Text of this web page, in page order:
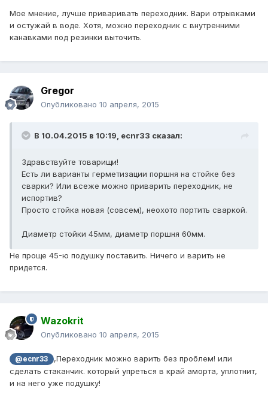
Мое мнение, лучше приваривать переходник. Вари отрывками
и остужай в воде. Хотя, можно переходник с внутренними
канавками под резинки выточить.
Gregor
Опубликовано 10 апреля, 2015
В 10.04.2015 в 10:19, ecnr33 сказал:
Здравствуйте товарищи!
Есть ли варианты герметизации поршня на стойке без
сварки? Или всеже можно приварить переходник, не
испортив?
Просто стойка новая (совсем), неохото портить сваркой.
Диаметр стойки 45мм, диаметр поршня 60мм.
Не проще 45-ю подушку поставить. Ничего и варить не
придется.
Wazokrit
Опубликовано 10 апреля, 2015
@ecnr33
,Переходник можно варить без проблем! или
сделать стаканчик. который упреться в край аморта, уплотнит,
и на него уже подушку!